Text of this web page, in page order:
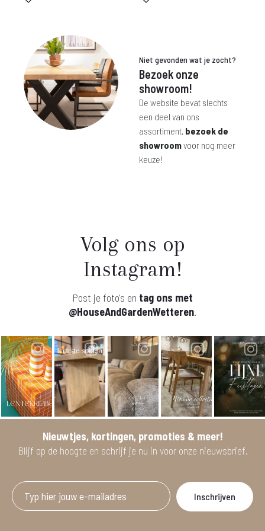
Niet gevonden wat je zocht?
Bezoek onze
showroom!
De website bevat slechts
een deel van ons
assortiment, bezoek de
showroomvoor nog meer
keuze!
Volg ons op
Instagram!
Post je foto's en tag ons met
@HouseAndGardenWetteren.
Nieuwtjes, kortingen, promoties & meer!
Blijf op de hoogte en schrijf je nu in voor onze nieuwsbrief.